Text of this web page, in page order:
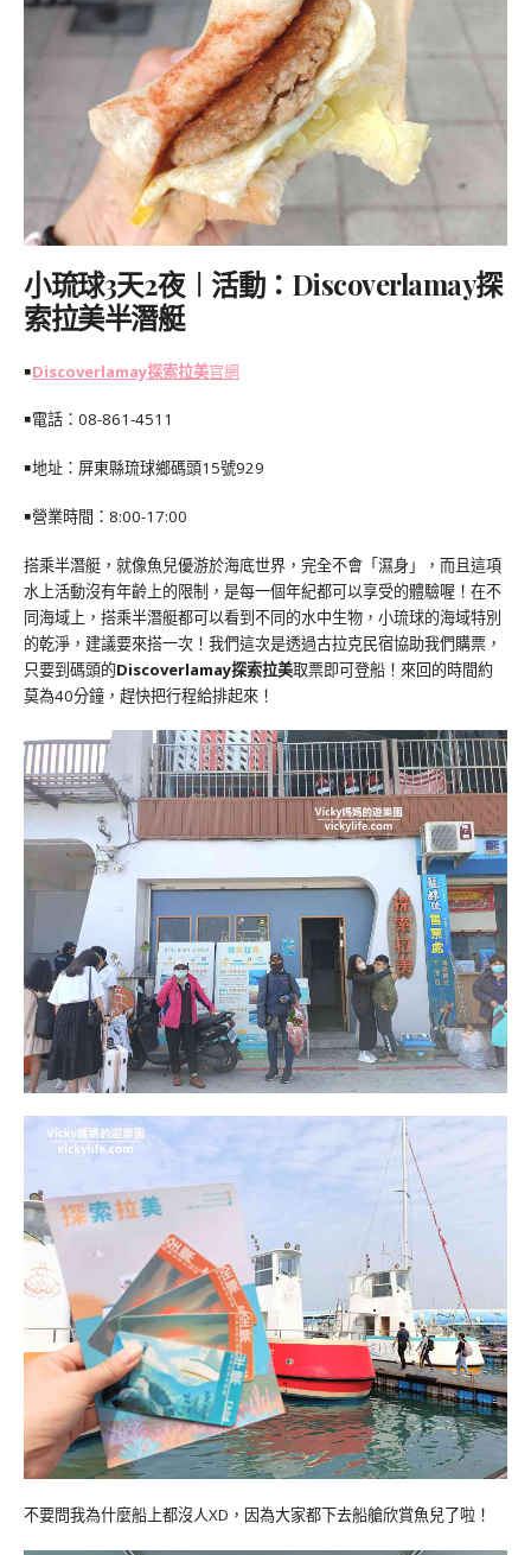
小琉球3天2夜︱活動：Discoverlamay探
索拉美半潛艇
￭Discoverlamay探索拉美官網
￭電話：08-861-4511
￭地址：屏東縣琉球鄉碼頭15號929
￭營業時間：8:00-17:00
搭乘半潛艇，就像魚兒優游於海底世界，完全不會「濕身」，而且這項
水上活動沒有年齡上的限制，是每一個年紀都可以享受的體驗喔！在不
同海域上，搭乘半潛艇都可以看到不同的水中生物，小琉球的海域特別
的乾淨，建議要來搭一次！我們這次是透過古拉克民宿協助我們購票，
只要到碼頭的Discoverlamay探索拉美取票即可登船！來回的時間約
莫為40分鐘，趕快把行程給排起來！
不要問我為什麼船上都沒人XD，因為大家都下去船艙欣賞魚兒了啦！